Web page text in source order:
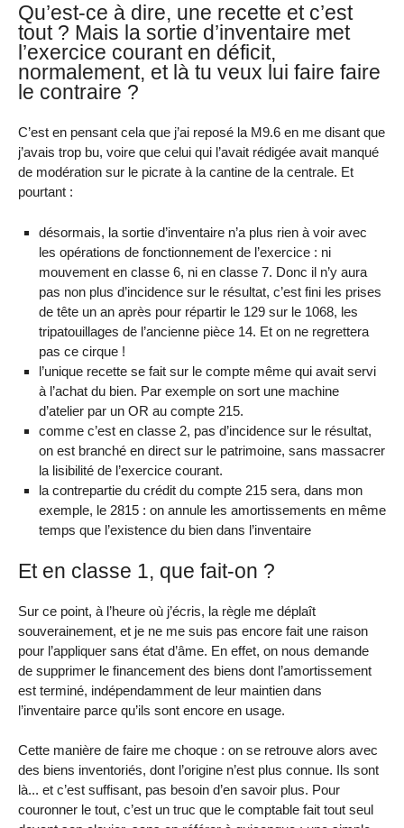
Qu’est-ce à dire, une recette et c’est
tout ? Mais la sortie d’inventaire met
l’exercice courant en déficit,
normalement, et là tu veux lui faire faire
le contraire ?
C’est en pensant cela que j’ai reposé la M9.6 en me disant que
j’avais trop bu, voire que celui qui l’avait rédigée avait manqué
de modération sur le picrate à la cantine de la centrale. Et
pourtant :
désormais, la sortie d’inventaire n’a plus rien à voir avec
les opérations de fonctionnement de l’exercice : ni
mouvement en classe 6, ni en classe 7. Donc il n’y aura
pas non plus d’incidence sur le résultat, c’est fini les prises
de tête un an après pour répartir le 129 sur le 1068, les
tripatouillages de l’ancienne pièce 14. Et on ne regrettera
pas ce cirque !
l’unique recette se fait sur le compte même qui avait servi
à l’achat du bien. Par exemple on sort une machine
d’atelier par un OR au compte 215.
comme c’est en classe 2, pas d’incidence sur le résultat,
on est branché en direct sur le patrimoine, sans massacrer
la lisibilité de l’exercice courant.
la contrepartie du crédit du compte 215 sera, dans mon
exemple, le 2815 : on annule les amortissements en même
temps que l’existence du bien dans l’inventaire
Et en classe 1, que fait-on ?
Sur ce point, à l’heure où j’écris, la règle me déplaît
souverainement, et je ne me suis pas encore fait une raison
pour l’appliquer sans état d’âme. En effet, on nous demande
de supprimer le financement des biens dont l’amortissement
est terminé, indépendamment de leur maintien dans
l’inventaire parce qu’ils sont encore en usage.
Cette manière de faire me choque : on se retrouve alors avec
des biens inventoriés, dont l’origine n’est plus connue. Ils sont
là... et c’est suffisant, pas besoin d’en savoir plus. Pour
couronner le tout, c’est un truc que le comptable fait tout seul